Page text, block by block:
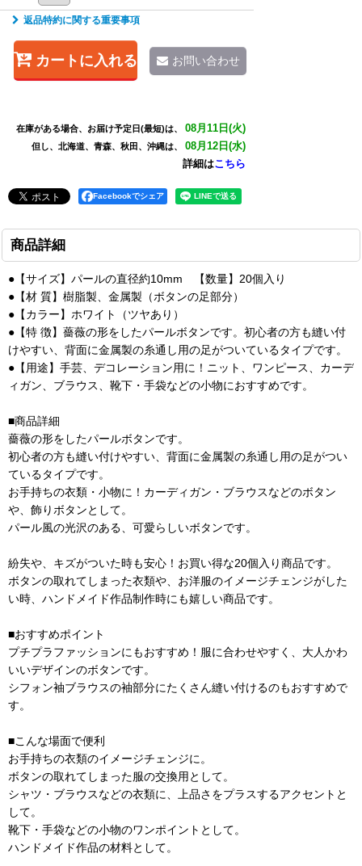
返品特約に関する重要事項
在庫がある場合、お届け予定日(最短)は、 08月11日(火)
但し、北海道、青森、秋田、沖縄は、 08月12日(水)
詳細はこちら
カートに入れる お問い合わせ
Facebookでシェア
商品詳細
●【サイズ】パールの直径約10mm 【数量】20個入り
●【材 質】樹脂製、金属製（ボタンの足部分）
●【カラー】ホワイト（ツヤあり）
●【特 徴】薔薇の形をしたパールボタンです。初心者の方も縫い付
けやすい、背面に金属製の糸通し用の足がついているタイプです。
●【用途】手芸、デコレーション用に！ニット、ワンピース、カーデ
ィガン、ブラウス、靴下・手袋などの小物におすすめです。
■商品詳細
薔薇の形をしたパールボタンです。
初心者の方も縫い付けやすい、背面に金属製の糸通し用の足がつい
ているタイプです。
お手持ちの衣類・小物に！カーディガン・ブラウスなどのボタン
や、飾りボタンとして。
パール風の光沢のある、可愛らしいボタンです。
紛失や、キズがついた時も安心！お買い得な20個入り商品です。
ボタンの取れてしまった衣類や、お洋服のイメージチェンジがした
い時、ハンドメイド作品制作時にも嬉しい商品です。
■おすすめポイント
プチプラファッションにもおすすめ！服に合わせやすく、大人かわ
いいデザインのボタンです。
シフォン袖ブラウスの袖部分にたくさん縫い付けるのもおすすめで
す。
■こんな場面で便利
お手持ちの衣類のイメージチェンジに。
ボタンの取れてしまった服の交換用として。
シャツ・ブラウスなどの衣類に、上品さをプラスするアクセントと
して。
靴下・手袋などの小物のワンポイントとして。
ハンドメイド作品の材料として。